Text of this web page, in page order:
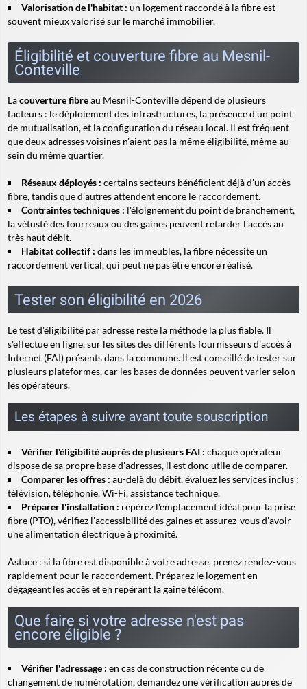
Valorisation de l'habitat : un logement raccordé à la fibre est
souvent mieux valorisé sur le marché immobilier.
Éligibilité et couverture fibre au Mesnil-
Conteville
Lacouverture fibreau Mesnil-Conteville dépend de plusieurs
facteurs : le déploiement des infrastructures, la présence d'un point
de mutualisation, et la configuration du réseau local. Il est fréquent
que deux adresses voisines n'aient pas la même éligibilité, même au
sein du même quartier.
Réseaux déployés : certains secteurs bénéficient déjà d'un accès
fibre, tandis que d'autres attendent encore le raccordement.
Contraintes techniques : l'éloignement du point de branchement,
la vétusté des fourreaux ou des gaines peuvent retarder l'accès au
très haut débit.
Habitat collectif : dans les immeubles, la fibre nécessite un
raccordement vertical, qui peut ne pas être encore réalisé.
Tester son éligibilité en 2026
Le test d'éligibilité par adresse reste la méthode la plus fiable. Il
s'effectue en ligne, sur les sites des différents fournisseurs d'accès à
Internet (FAI) présents dans la commune. Il est conseillé de tester sur
plusieurs plateformes, car les bases de données peuvent varier selon
les opérateurs.
Les étapes à suivre avant toute souscription
Vérifier l'éligibilité auprès de plusieurs FAI : chaque opérateur
dispose de sa propre base d'adresses, il est donc utile de comparer.
Comparer les offres : au-delà du débit, évaluez les services inclus :
télévision, téléphonie, Wi-Fi, assistance technique.
Préparer l'installation : repérez l'emplacement idéal pour la prise
fibre (PTO), vérifiez l'accessibilité des gaines et assurez-vous d'avoir
une alimentation électrique à proximité.
Astuce : si la fibre est disponible à votre adresse, prenez rendez-vous
rapidement pour le raccordement. Préparez le logement en
dégageant les accès et en repérant la gaine télécom.
Que faire si votre adresse n'est pas
encore éligible ?
Vérifier l'adressage : en cas de construction récente ou de
changement de numérotation, demandez une vérification auprès de